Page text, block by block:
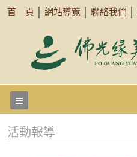
首 頁 網站導覽 聯絡我們
活動報導